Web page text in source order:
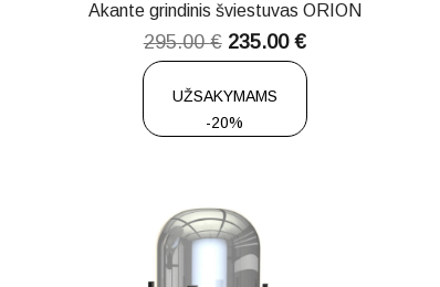
Akante grindinis šviestuvas ORION
295.00€ 235.00 €
UŽSAKYMAMS
-20%